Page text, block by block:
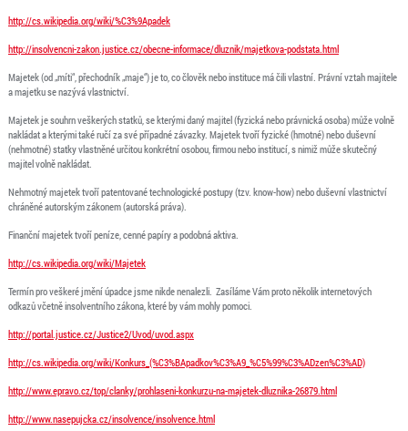
http://cs.wikipedia.org/wiki/%C3%9Apadek
http://insolvencni-zakon.justice.cz/obecne-informace/dluznik/majetkova-podstata.html
Majetek (od „míti“, přechodník „maje“) je to, co člověk nebo instituce má čili vlastní. Právní vztah majitele
a majetku se nazývá vlastnictví.
Majetek je souhrn veškerých statků, se kterými daný majitel (fyzická nebo právnická osoba) může volně
nakládat a kterými také ručí za své případné závazky. Majetek tvoří fyzické (hmotné) nebo duševní
(nehmotné) statky vlastněné určitou konkrétní osobou, firmou nebo institucí, s nimiž může skutečný
majitel volně nakládat.
Nehmotný majetek tvoří patentované technologické postupy (tzv. know-how) nebo duševní vlastnictví
chráněné autorským zákonem (autorská práva).
Finanční majetek tvoří peníze, cenné papíry a podobná aktiva.
http://cs.wikipedia.org/wiki/Majetek
Termín pro veškeré jmění úpadce jsme nikde nenalezli. Zasíláme Vám proto několik internetových
odkazů včetně insolventního zákona, které by vám mohly pomoci.
http://portal.justice.cz/Justice2/Uvod/uvod.aspx
http://cs.wikipedia.org/wiki/Konkurs_(%C3%BApadkov%C3%A9_%C5%99%C3%ADzen%C3%AD)
http://www.epravo.cz/top/clanky/prohlaseni-konkurzu-na-majetek-dluznika-26879.html
http://www.nasepujcka.cz/insolvence/insolvence.html